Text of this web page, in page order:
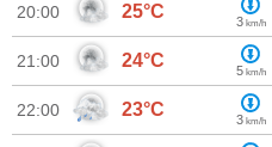
20:00 25°C 3 km/h
21:00 24°C 5 km/h
22:00 23°C 3 km/h